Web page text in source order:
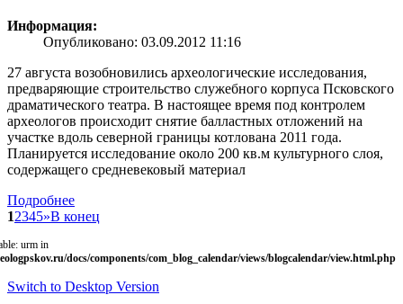
Информация:
Опубликовано: 03.09.2012 11:16
27 августа возобновились археологические исследования,
предваряющие строительство служебного корпуса Псковского
драматического театра. В настоящее время под контролем
археологов происходит снятие балластных отложений на
участке вдоль северной границы котлована 2011 года.
Планируется исследование около 200 кв.м культурного слоя,
содержащего средневековый материал
Подробнее
12345»В конец
urm in
docs/components/com_blog_calendar/views/blogcalendar/view.html.php
Switch to Desktop Version